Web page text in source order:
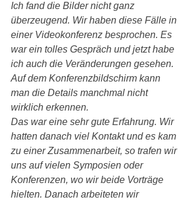
Ich fand die Bilder nicht ganz
überzeugend. Wir haben diese Fälle in
einer Videokonferenz besprochen. Es
war ein tolles Gespräch und jetzt habe
ich auch die Veränderungen gesehen.
Auf dem Konferenzbildschirm kann
man die Details manchmal nicht
wirklich erkennen.
Das war eine sehr gute Erfahrung. Wir
hatten danach viel Kontakt und es kam
zu einer Zusammenarbeit, so trafen wir
uns auf vielen Symposien oder
Konferenzen, wo wir beide Vorträge
hielten. Danach arbeiteten wir